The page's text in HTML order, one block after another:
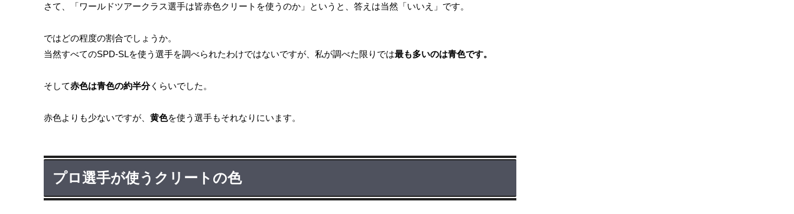
さて、「ワールドツアークラス選手は皆赤色クリートを使うのか」というと、答えは当然「いいえ」です。
ではどの程度の割合でしょうか。
当然すべてのSPD-SLを使う選手を調べられたわけではないですが、私が調べた限りでは最も多いのは青色です。
そして赤色は青色の約半分くらいでした。
赤色よりも少ないですが、 黄色を使う選手もそれなりにいます。
プロ選手が使うクリートの色